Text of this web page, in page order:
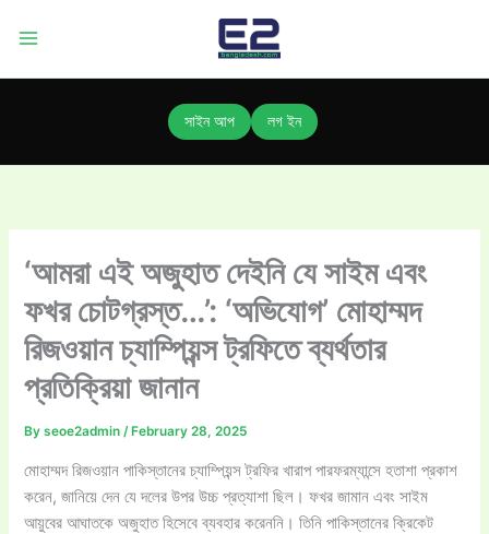
সাইন আপ লগ ইন
‘আমরা এই অজুহাত দেইনি যে সাইম এবং
ফখর চোটগ্রস্ত…’: ‘অভিযোগ’ মোহাম্মদ
রিজওয়ান চ্যাম্পিয়ন্স ট্রফিতে ব্যর্থতার
প্রতিক্রিয়া জানান
Byseoe2admin/ February 28, 2025
মোহাম্মদ রিজওয়ান পাকিস্তানের চ্যাম্পিয়ন্স ট্রফির খারাপ পারফরম্যান্সে হতাশা প্রকাশ
করেন, জানিয়ে দেন যে দলের উপর উচ্চ প্রত্যাশা ছিল। ফখর জামান এবং সাইম
আয়ুবের আঘাতকে অজুহাত হিসেবে ব্যবহার করেননি। তিনি পাকিস্তানের ক্রিকেট